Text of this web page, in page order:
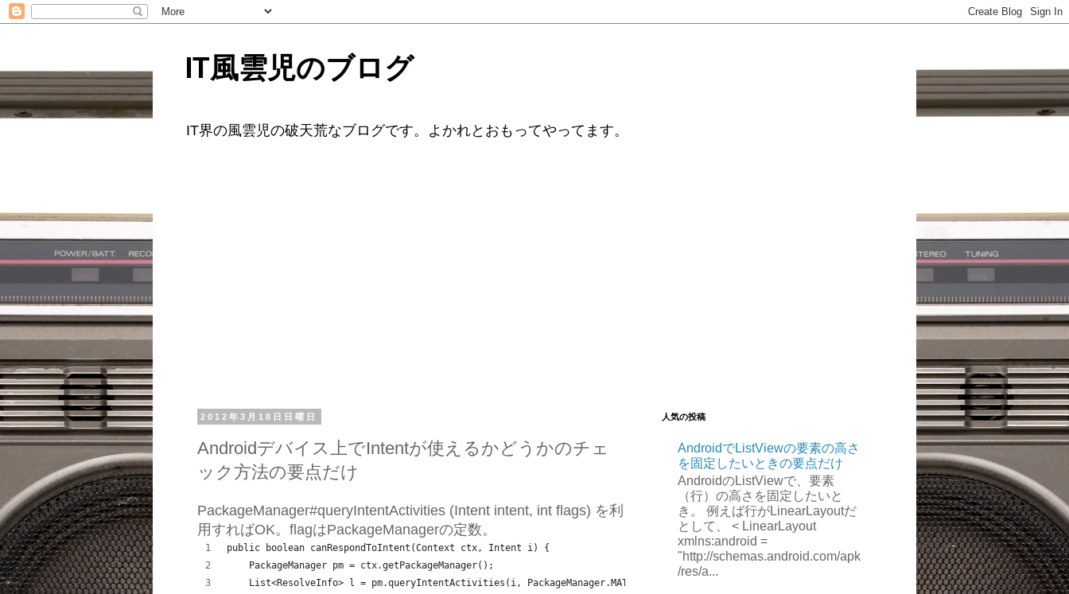
IT風雲児のブログ
IT界の風雲児の破天荒なブログです。よかれとおもってやってます。
2012年3月18日日曜日
Androidデバイス上でIntentが使えるかどうかのチェ
ック方法の要点だけ
PackageManager#queryIntentActivities (Intent intent, int flags) を利
用すればOK。flagはPackageManagerの定数。
public boolean canRespondToIntent(Context ctx, Intent i) {
    PackageManager pm = ctx.getPackageManager();
    List<ResolveInfo> l = pm.queryIntentActivities(i, PackageManager.MATCH_DEFAULT_ONLY);
人気の投稿
AndroidでListViewの要素の高さ
を固定したいときの要点だけ
AndroidのListViewで、要素
（行）の高さを固定したいと
き。 例えば行がLinearLayoutだ
として、 < LinearLayout
xmlns:android =
"http://schemas.android.com/apk
/res/a...